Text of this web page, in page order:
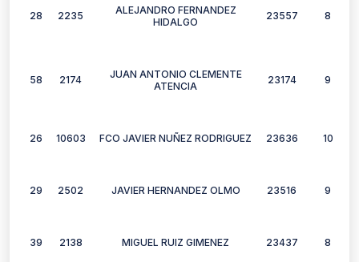
28 2235
ALEJANDRO FERNANDEZ
HIDALGO
23557 8
58 2174
JUAN ANTONIO CLEMENTE
ATENCIA
23174 9
26 10603 FCO JAVIER NUÑEZ RODRIGUEZ 23636 10
29 2502 JAVIER HERNANDEZ OLMO 23516 9
39 2138 MIGUEL RUIZ GIMENEZ 23437 8